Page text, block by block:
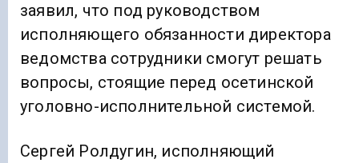
заявил, что под руководством
исполняющего обязанности директора
ведомства сотрудники смогут решать
вопросы, стоящие перед осетинской
уголовно-исполнительной системой.
Сергей Ролдугин, исполняющий